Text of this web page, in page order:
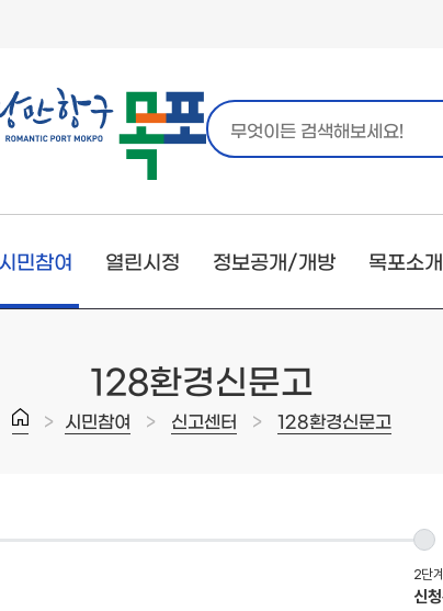
시민참여 열린시정 정보공개/개방 목포소개
128환경신문고
> 시민참여 > 신고센터 > 128환경신문고